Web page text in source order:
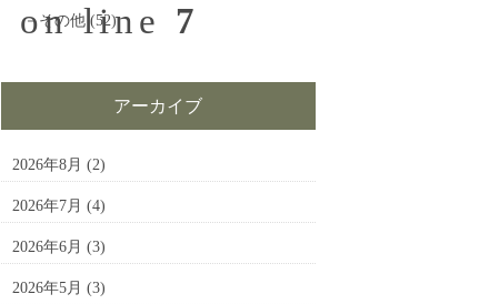
on line 7
その他(52)
アーカイブ
2026年8月 (2)
2026年7月 (4)
2026年6月 (3)
2026年5月 (3)